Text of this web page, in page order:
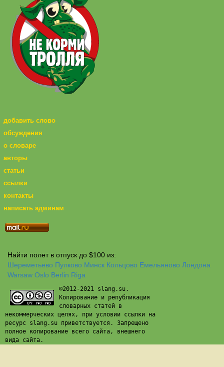
добавить слово
обсуждения
о словаре
авторы
статьи
ссылки
контакты
написать админам
Найти полет в отпуск до $100 из:
Шереметьево Пулково Минск Кольцово Емельяново Лондона
Warsaw Oslo Berlin Riga
©2012-2021 slang.su.
Копирование и републикация
словарных статей в
некоммерческих целях, при условии ссылки на
ресурс slang.su приветствуется. Запрещено
полное копирование всего сайта, внешнего
вида сайта.